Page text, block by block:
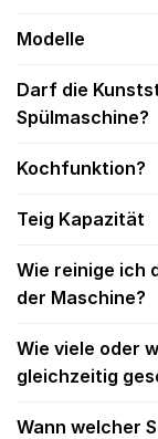
Modelle
Darf die
Spülmaschine?
Kochfunktion?
Teig Kapazität
Wie reinige ich
der Maschine?
Wie viele oder
gleichzeitig
Wann welcher